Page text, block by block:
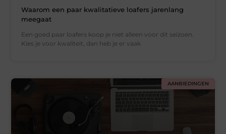
Waarom een paar kwalitatieve loafers jarenlang
meegaat
Een goed paar loafers koop je niet alleen voor dit seizoen.
Kies je voor kwaliteit, dan heb je er vaak
AANBIEDINGEN